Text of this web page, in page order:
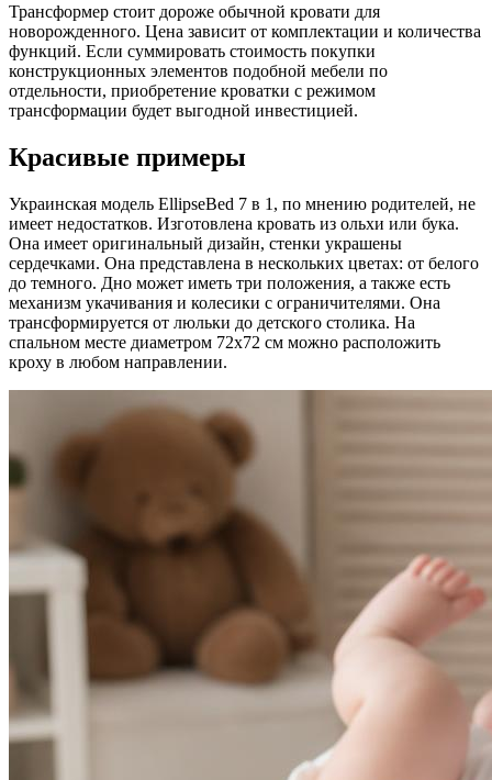
Трансформер стоит дороже обычной кровати для
новорожденного. Цена зависит от комплектации и количества
функций. Если суммировать стоимость покупки
конструкционных элементов подобной мебели по
отдельности, приобретение кроватки с режимом
трансформации будет выгодной инвестицией.
Красивые примеры
Украинская модель EllipseBed 7 в 1, по мнению родителей, не
имеет недостатков. Изготовлена кровать из ольхи или бука.
Она имеет оригинальный дизайн, стенки украшены
сердечками. Она представлена в нескольких цветах: от белого
до темного. Дно может иметь три положения, а также есть
механизм укачивания и колесики с ограничителями. Она
трансформируется от люльки до детского столика. На
спальном месте диаметром 72х72 см можно расположить
кроху в любом направлении.